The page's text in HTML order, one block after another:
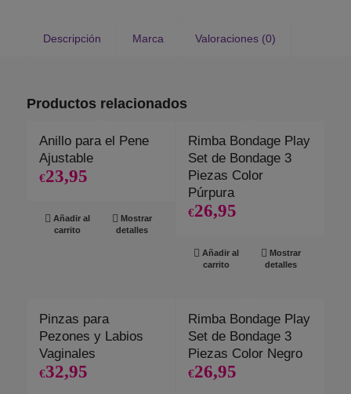
Descripción Marca Valoraciones (0)
Productos relacionados
Anillo para el Pene
Ajustable
€23,95
Añadir al
carrito
Mostrar
detalles
Rimba Bondage Play
Set de Bondage 3
Piezas Color
Púrpura
€26,95
Añadir al
carrito
Mostrar
detalles
Pinzas para
Pezones y Labios
Vaginales
€32,95
Rimba Bondage Play
Set de Bondage 3
Piezas Color Negro
€26,95